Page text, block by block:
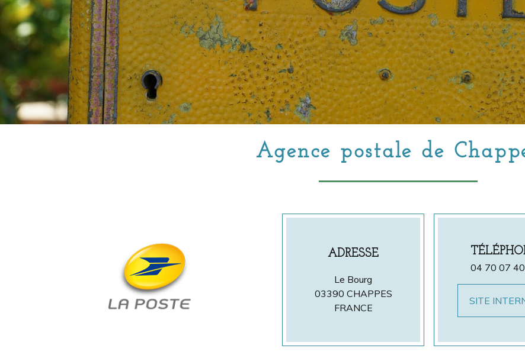
Agence postale de
ADRESSE
Le Bourg
03390 CHAPPES
FRANCE
04 70 07
SITE